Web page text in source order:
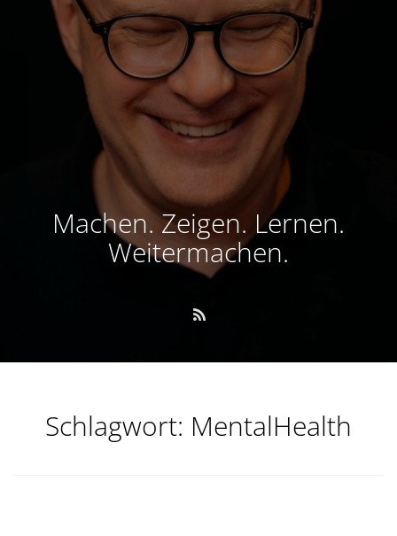
Machen. Zeigen. Lernen.
Weitermachen.
Schlagwort: MentalHealth